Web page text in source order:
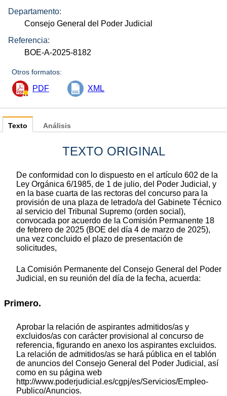
Departamento:
Consejo General del Poder Judicial
Referencia:
BOE-A-2025-8182
Otros formatos:
PDF XML
Texto
TEXTO ORIGINAL
De conformidad con lo dispuesto en el artículo 602 de la
Ley Orgánica 6/1985, de 1 de julio, del Poder Judicial, y
en la base cuarta de las rectoras del concurso para la
provisión de una plaza de letrado/a del Gabinete Técnico
al servicio del Tribunal Supremo (orden social),
convocada por acuerdo de la Comisión Permanente 18
de febrero de 2025 (BOE del día 4 de marzo de 2025),
una vez concluido el plazo de presentación de
solicitudes,
La Comisión Permanente del Consejo General del Poder
Judicial, en su reunión del día de la fecha, acuerda:
Primero.
Aprobar la relación de aspirantes admitidos/as y
excluidos/as con carácter provisional al concurso de
referencia, figurando en anexo los aspirantes excluidos.
La relación de admitidos/as se hará pública en el tablón
de anuncios del Consejo General del Poder Judicial, así
como en su página web
http://www.poderjudicial.es/cgpj/es/Servicios/Empleo-
Publico/Anuncios.
Análisis